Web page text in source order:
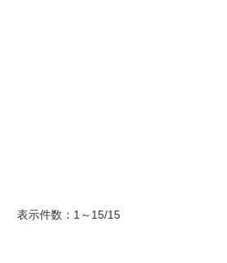
表示件数：1～15/15